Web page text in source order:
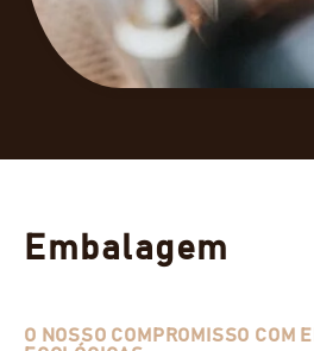
Embalagem
O NOSSO COMPROMISSO COM